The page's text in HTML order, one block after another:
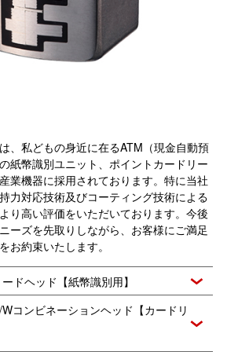
、私どもの身近に在るATM（現金自動預
紙幣識別ユニット、ポイントカードリー
業機器に採用されております。特に当社
力対応技術及びコーティング技術による
り高い評価をいただいております。今後
ーズを先取りしながら、お客様にご満足
お約束いたします。
ドヘッド【紙幣識別用】
コンビネーションヘッド【カードリ